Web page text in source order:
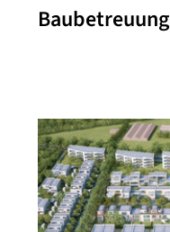
Baubetreuung